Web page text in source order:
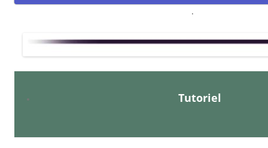
.
Tutoriel